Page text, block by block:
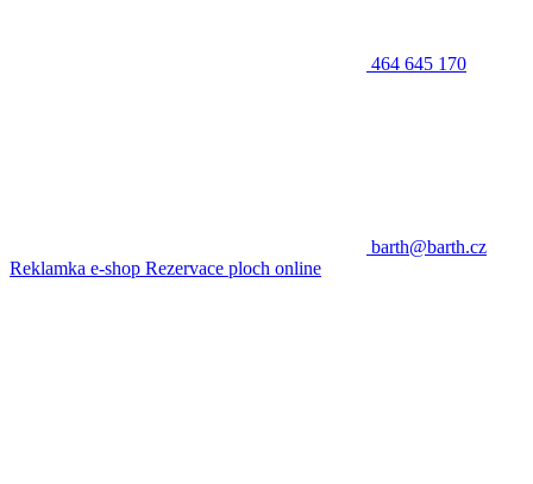
464 645 170
barth@barth.cz
Reklamka e-shop Rezervace ploch online